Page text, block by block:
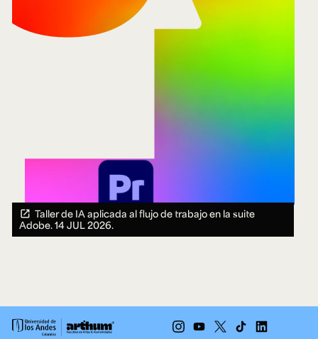
Resolución 000194 del 16 de enero del 2025.
Ext. 2626
Ext. 4925
Educación
Taller de IA aplicada al flujo de trabajo en la suite
Adobe.14 JUL 2026.